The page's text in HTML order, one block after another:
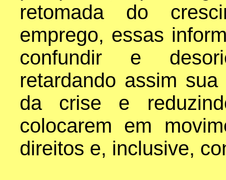
retomada do
emprego, essas
confundir e
retardando assim
da crise e
colocarem em
direitos e, inclusive,